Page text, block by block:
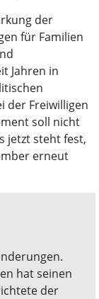
der
für Familien
Jahren in
der Freiwilligen
soll nicht
jetzt steht fest,
erneut
hat seinen
der